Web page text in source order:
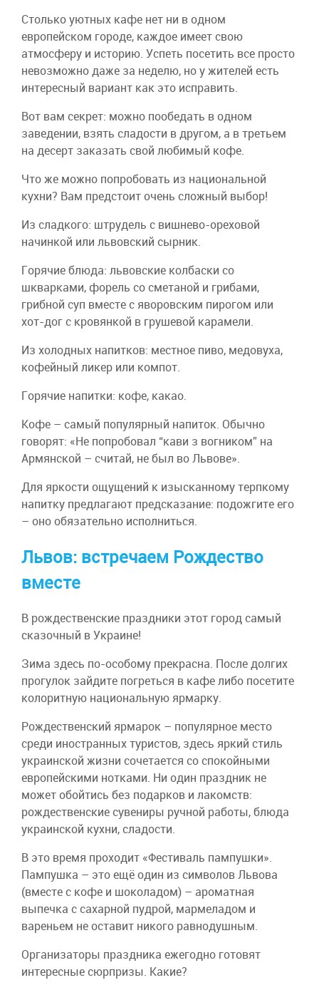
Столько уютных кафе нет ни в одном
европейском городе, каждое имеет свою
атмосферу и историю. Успеть посетить все просто
невозможно даже за неделю, но у жителей есть
интересный вариант как это исправить.
Вот вам секрет: можно пообедать в одном
заведении, взять сладости в другом, а в третьем
на десерт заказать свой любимый кофе.
Что же можно попробовать из национальной
кухни? Вам предстоит очень сложный выбор!
Из сладкого: штрудель с вишнево-ореховой
начинкой или львовский сырник.
Горячие блюда: львовские колбаски со
шкварками, форель со сметаной и грибами,
грибной суп вместе с яворовским пирогом или
хот-дог с кровянкой в грушевой карамели.
Из холодных напитков: местное пиво, медовуха,
кофейный ликер или компот.
Горячие напитки: кофе, какао.
Кофе – самый популярный напиток. Обычно
говорят: «Не попробовал “кави з вогником” на
Армянской – считай, не был во Львове».
Для яркости ощущений к изысканному терпкому
напитку предлагают предсказание: подожгите его
– оно обязательно исполниться.
Львов: встречаем Рождество
вместе
В рождественские праздники этот город самый
сказочный в Украине!
Зима здесь по-особому прекрасна. После долгих
прогулок зайдите погреться в кафе либо посетите
колоритную национальную ярмарку.
Рождественский ярмарок – популярное место
среди иностранных туристов, здесь яркий стиль
украинской жизни сочетается со спокойными
европейскими нотками. Ни один праздник не
может обойтись без подарков и лакомств:
рождественские сувениры ручной работы, блюда
украинской кухни, сладости.
В это время проходит «Фестиваль пампушки».
Пампушка – это ещё один из символов Львова
(вместе с кофе и шоколадом) – ароматная
выпечка с сахарной пудрой, мармеладом и
вареньем не оставит никого равнодушным.
Организаторы праздника ежегодно готовят
интересные сюрпризы. Какие?